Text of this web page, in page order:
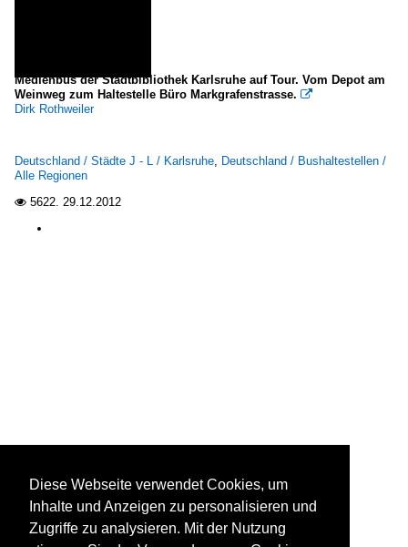
Medienbus der Stadtbibliothek Karlsruhe auf Tour. Vom Depot am
Weinweg zum Haltestelle Büro Markgrafenstrasse. 
Dirk Rothweiler
Deutschland / Städte J - L / Karlsruhe, Deutschland / Bushaltestellen /
Alle Regionen
 5622. 29.12.2012
Diese Webseite verwendet Cookies, um
Inhalte und Anzeigen zu personalisieren und
Zugriffe zu analysieren. Mit der Nutzung